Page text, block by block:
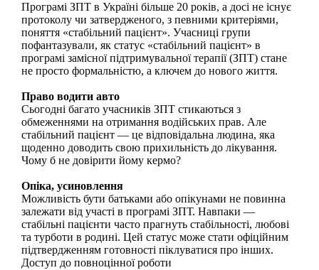
Програмі ЗПТ в Україні більше 20 років, а досі не існує
протоколу чи затвердженого, з певними критеріями,
поняття «стабільний пацієнт». Учасниці групи
пофантазували, як статус «стабільний пацієнт» в
програмі замісної підтримувальної терапії (ЗПТ) стане
не просто формальністю, а ключем до нового життя.
Право водити авто
Сьогодні багато учасників ЗПТ стикаються з
обмеженнями на отримання водійських прав. Але
стабільний пацієнт — це відповідальна людина, яка
щоденно доводить свою прихильність до лікування.
Чому б не довірити йому кермо?
Опіка, усиновлення
Можливість бути батьками або опікунами не повинна
залежати від участі в програмі ЗПТ. Навпаки —
стабільні пацієнти часто прагнуть стабільності, любові
та турботи в родині. Цей статус може стати офіційним
підтвердженням готовності піклуватися про інших.
Доступ до повноцінної роботи